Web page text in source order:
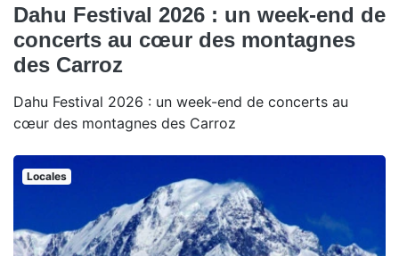
Dahu Festival 2026 : un week-end de
concerts au cœur des montagnes
des Carroz
Dahu Festival 2026 : un week-end de concerts au
cœur des montagnes des Carroz
Locales